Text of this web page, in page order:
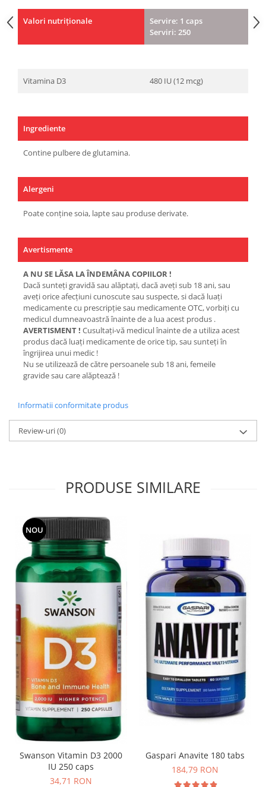
Valori nutriționale
Servire: 1 caps
Serviri: 250
Vitamina D3 480 IU (12 mcg)
Ingrediente
Contine pulbere de glutamina.
Alergeni
Poate conține soia, lapte sau produse derivate.
Avertismente
A NU SE LĂSA LA ÎNDEMÂNA COPIILOR !
Dacă sunteţi gravidă sau alăptaţi, dacă aveţi sub 18 ani, sau
aveţi orice afecţiuni cunoscute sau suspecte, si dacă luaţi
medicamente cu prescripţie sau medicamente OTC, vorbiţi cu
medicul dumneavoastră înainte de a lua acest produs .
AVERTISMENT ! Cusultaţi-vă medicul înainte de a utiliza acest
produs dacă luaţi medicamente de orice tip, sau sunteţi în
îngrijirea unui medic !
Nu se utilizează de către persoanele sub 18 ani, femeile
gravide sau care alăptează !
Informatii conformitate produs
Review-uri(0)
PRODUSE SIMILARE
NOU
Swanson Vitamin D3 2000
IU 250 caps
34,71 RON
Gaspari Anavite 180 tabs
184,79 RON